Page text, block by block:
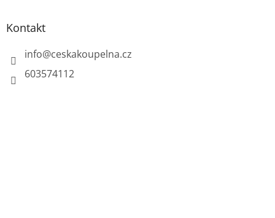
Kontakt
info@ceskakoupelna.cz
603574112